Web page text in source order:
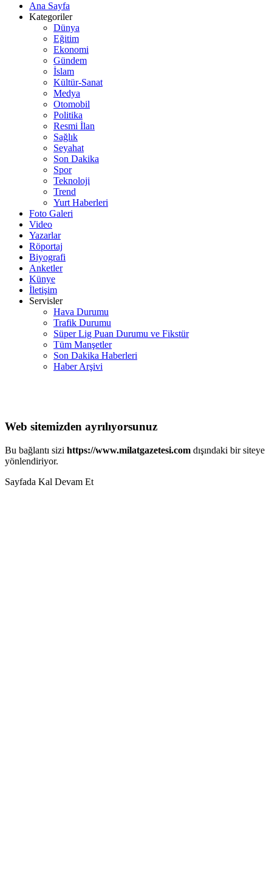
Ana Sayfa
Kategoriler
Dünya
Eğitim
Ekonomi
Gündem
İslam
Kültür-Sanat
Medya
Otomobil
Politika
Resmi İlan
Sağlık
Seyahat
Son Dakika
Spor
Teknoloji
Trend
Yurt Haberleri
Foto Galeri
Video
Yazarlar
Röportaj
Biyografi
Anketler
Künye
İletişim
Servisler
Hava Durumu
Trafik Durumu
Süper Lig Puan Durumu ve Fikstür
Tüm Manşetler
Son Dakika Haberleri
Haber Arşivi
Web sitemizden ayrılıyorsunuz
Bu bağlantı sizi https://www.milatgazetesi.com dışındaki bir siteye
yönlendiriyor.
Sayfada Kal Devam Et